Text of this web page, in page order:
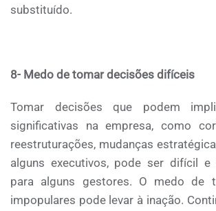
substituído.
8- Medo de tomar decisões difíceis
Tomar decisões que podem
significativas na empresa, como
reestruturações, mudanças
alguns executivos, pode ser difícil e
para alguns gestores. O medo de
impopulares pode levar à inação.